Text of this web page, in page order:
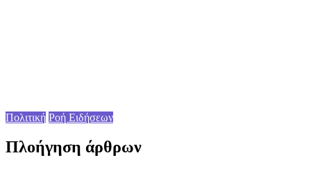
Πολιτική Ροή Ειδήσεων
Πλοήγηση άρθρων